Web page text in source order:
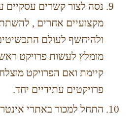
נסה לצור קשרים עסקיים
מקצועיים אחרים ,
ולהיחשף לעולם
מומלץ לעשות פרויקט
קיימת ואם הפרויקט
פרויקטים עתידיים יחד.
התחל למכור באתרי